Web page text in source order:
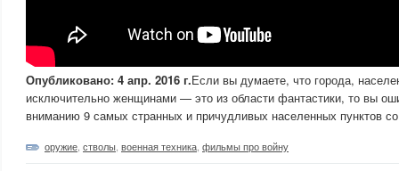
Опубликовано: 4 апр. 2016 г.Если вы думаете, что города,
исключительно женщинами — это из области фантастики, то вы
вниманию 9 самых странных и причудливых населенных пунктов
оружие стволы военная техника фильмы про войну